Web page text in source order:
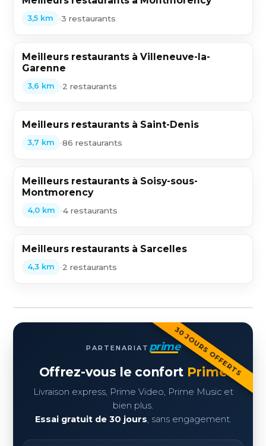
3,5 km •3 restaurants
Meilleurs restaurants à Villeneuve-la-
Garenne
3,6 km •2 restaurants
Meilleurs restaurants à Saint-Denis
3,7 km •86 restaurants
Meilleurs restaurants à Soisy-sous-
Montmorency
4,0 km •4 restaurants
Meilleurs restaurants à Sarcelles
4,3 km •2 restaurants
30 JOURS OFFERTS
PARTENARIAT prime
Offrez-vous le confort Prime
Livraison express, Prime Video, Prime Music et
bien plus.
Essai gratuit de 30 jours, sans engagement.